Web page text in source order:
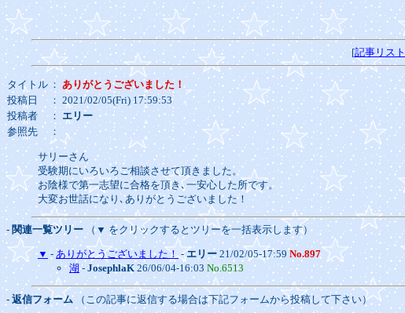
[記事リスト
タイトル ： ありがとうございました！
投稿日
： 2021/02/05(Fri) 17:59:53
投稿者
： エリー
参照先
：
サリーさん
受験期にいろいろご相談させて頂きました。
お陰様で第一志望に合格を頂き､一安心した所です。
大変お世話になり､ありがとうございました！
- 関連一覧ツリー （▼ をクリックするとツリーを一括表示します）
▼ - ありがとうございました！-エリー 21/02/05-17:59No.897
湖- JosephlaK 26/06/04-16:03 No.6513
- 返信フォーム（この記事に返信する場合は下記フォームから投稿して下さい）